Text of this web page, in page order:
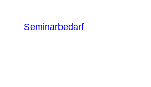
Seminarbedarf